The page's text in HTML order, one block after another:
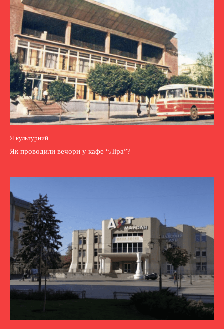
Я культурний
Як проводили вечори у кафе “Ліра”?